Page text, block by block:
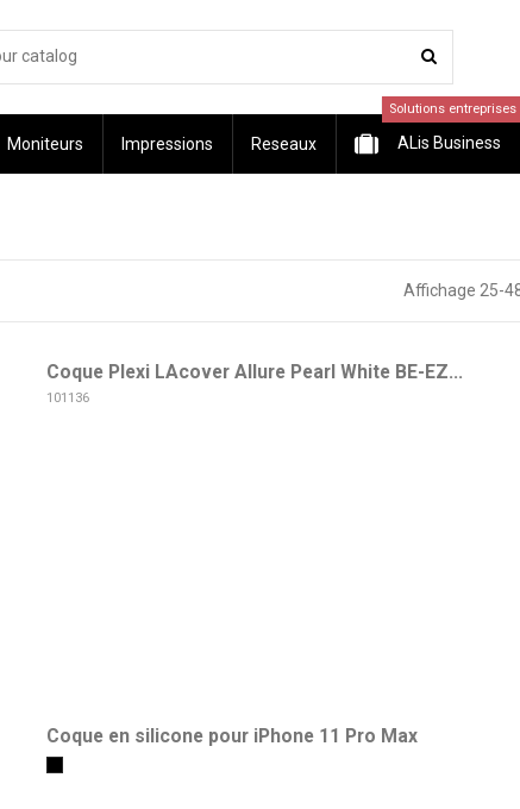
Moniteurs Impressions Reseaux ALis Business
Solutions entreprises
Affichage 25-
Coque Plexi LAcover Allure Pearl White BE-EZ...
101136
Coque en silicone pour iPhone 11 Pro Max
Noir